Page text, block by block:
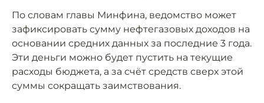
По словам главы Минфина, ведомство может
зафиксировать сумму нефтегазовых доходов на
основании средних данных за последние 3 года.
Эти деньги можно будет пустить на текущие
расходы бюджета, а за счёт средств сверх этой
суммы сокращать заимствования.